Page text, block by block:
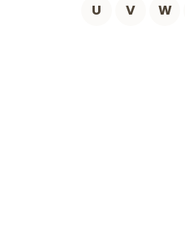
U
V W